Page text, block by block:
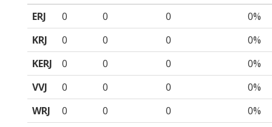
ERJ
0 0 0
0%
KRJ
0 0 0
0%
KERJ
0 0 0
0%
VVJ
0 0 0
0%
WRJ
0 0 0
0%